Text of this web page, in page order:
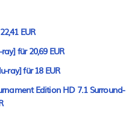
EUR
für 20,69 EUR
ray] für 18 EUR
Edition HD 7.1 Surround-